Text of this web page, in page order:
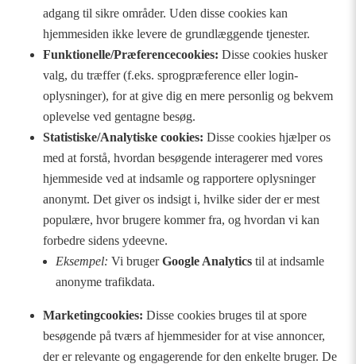
adgang til sikre områder. Uden disse cookies kan
hjemmesiden ikke levere de grundlæggende tjenester.
Funktionelle/Præferencecookies: Disse cookies husker
valg, du træffer (f.eks. sprogpræference eller login-
oplysninger), for at give dig en mere personlig og bekvem
oplevelse ved gentagne besøg.
Statistiske/Analytiske cookies: Disse cookies hjælper os
med at forstå, hvordan besøgende interagerer med vores
hjemmeside ved at indsamle og rapportere oplysninger
anonymt. Det giver os indsigt i, hvilke sider der er mest
populære, hvor brugere kommer fra, og hvordan vi kan
forbedre sidens ydeevne.
Eksempel: Vi brugerGoogle Analytics til at indsamle
anonyme trafikdata.
Marketingcookies: Disse cookies bruges til at spore
besøgende på tværs af hjemmesider for at vise annoncer,
der er relevante og engagerende for den enkelte bruger. De